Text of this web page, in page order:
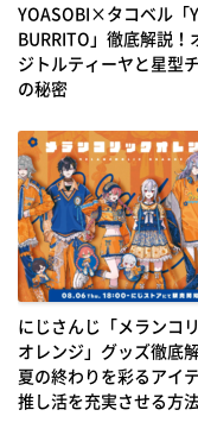
YOASOBI×タコベル「
BURRITO」徹底解説！
ジトルティーヤと星型
の秘密
にじさんじ「メランコ
オレンジ」グッズ徹底
夏の終わりを彩るアイ
推し活を充実させる方